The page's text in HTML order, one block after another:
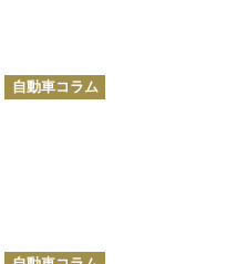
カ
テ
自動車コラム
カ